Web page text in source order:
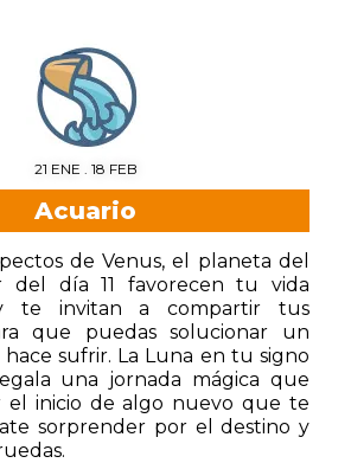
21 ENE . 18 FEB
Acuario
de Venus, el planeta del
del día 11 favorecen tu vida
te invitan a compartir tus
que puedas solucionar un
sufrir. La Luna en tu signo
una jornada mágica que
el inicio de algo nuevo que te
sorprender por el destino y